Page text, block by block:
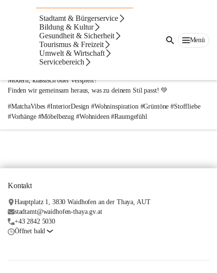
Stadtamt & Bürgerservice
Bildung & Kultur
Gesundheit & Sicherheit
Tourismus & Freizeit
Umwelt & Wirtschaft
Servicebereich
Menü
Farbe & Wohnen Müllner GmbH
vor 11 Monaten
Matcha geht immer – nicht nur im Becher!
Ob als stylischer Vorhang oder edler
Modern, klassisch oder verspielt?
Finden wir gemeinsam heraus, was zu deinem Stil passt! 💚
#MatchaVibes #InteriorDesign #Wohninspiration #Grüntöne #Stoffliebe
#Vorhänge #Möbelbezug #Wohnideen #Raumgefühl
Kontakt
Hauptplatz 1, 3830 Waidhofen an der Thaya, AUT
stadtamt@waidhofen-thaya.gv.at
+43 2842 5030
Öffnet bald